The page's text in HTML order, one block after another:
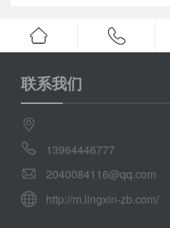
联系我们
13964446777
2040084116@qq.com
http://m.lingxin-zb.com/